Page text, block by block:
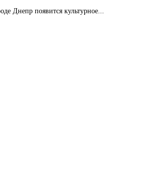
Днепр появится культурное...